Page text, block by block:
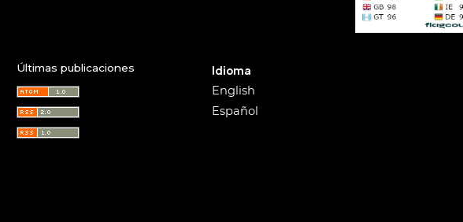
Últimas publicaciones Idioma
English
Español